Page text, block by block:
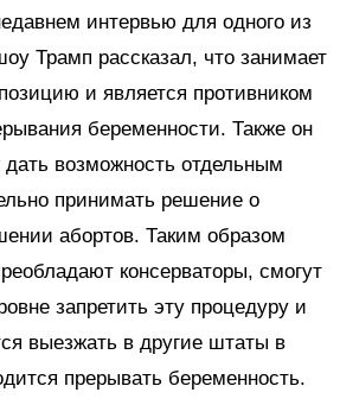
интервью для одного из
Трамп рассказал, что занимает
и является противником
беременности. Также он
возможность отдельным
принимать решение о
абортов. Таким образом
консерваторы, смогут
запретить эту процедуру и
выезжать в другие штаты в
прерывать беременность.